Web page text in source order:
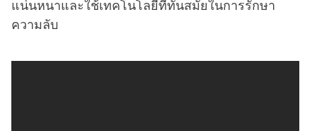
แน่นหนาและใช้เทคโนโลยีที่ทันสมัยในการรักษา
ความลับ